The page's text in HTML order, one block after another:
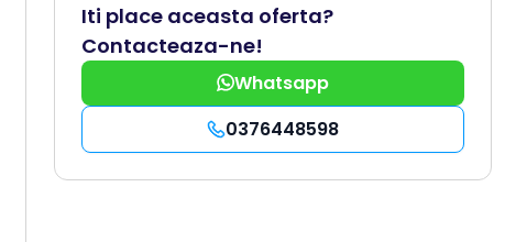
Iti place aceasta oferta?
Contacteaza-ne!
Whatsapp
0376448598